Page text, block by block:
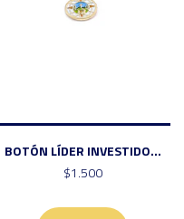
BOTÓN LÍDER INVESTIDO...
$1.500